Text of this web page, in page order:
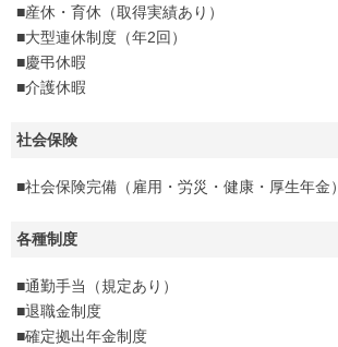
■産休・育休（取得実績あり）
■大型連休制度（年2回）
■慶弔休暇
■介護休暇
社会保険
■社会保険完備（雇用・労災・健康・厚生年金）
各種制度
■通勤手当（規定あり）
■退職金制度
■確定拠出年金制度